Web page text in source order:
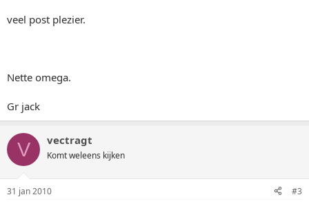
veel post plezier.
Nette omega.
Gr jack
V vectragt
Komt weleens kijken
31 jan 2010 #3